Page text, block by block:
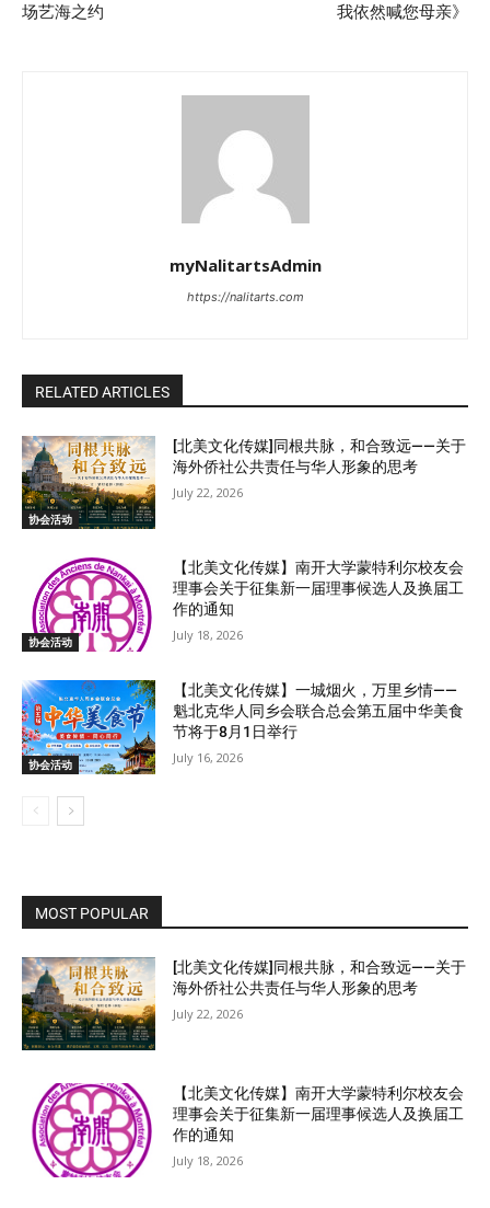
场艺海之约
我依然喊您母亲》
myNalitartsAdmin
https://nalitarts.com
RELATED ARTICLES
协会活动
[北美文化传媒]同根共脉，和合致远——关于
海外侨社公共责任与华人形象的思考
July 22, 2026
协会活动
【北美文化传媒】南开大学蒙特利尔校友会
理事会关于征集新一届理事候选人及换届工
作的通知
July 18, 2026
协会活动
【北美文化传媒】一城烟火，万里乡情——
魁北克华人同乡会联合总会第五届中华美食
节将于8月1日举行
July 16, 2026
MOST POPULAR
[北美文化传媒]同根共脉，和合致远——关于
海外侨社公共责任与华人形象的思考
July 22, 2026
【北美文化传媒】南开大学蒙特利尔校友会
理事会关于征集新一届理事候选人及换届工
作的通知
July 18, 2026